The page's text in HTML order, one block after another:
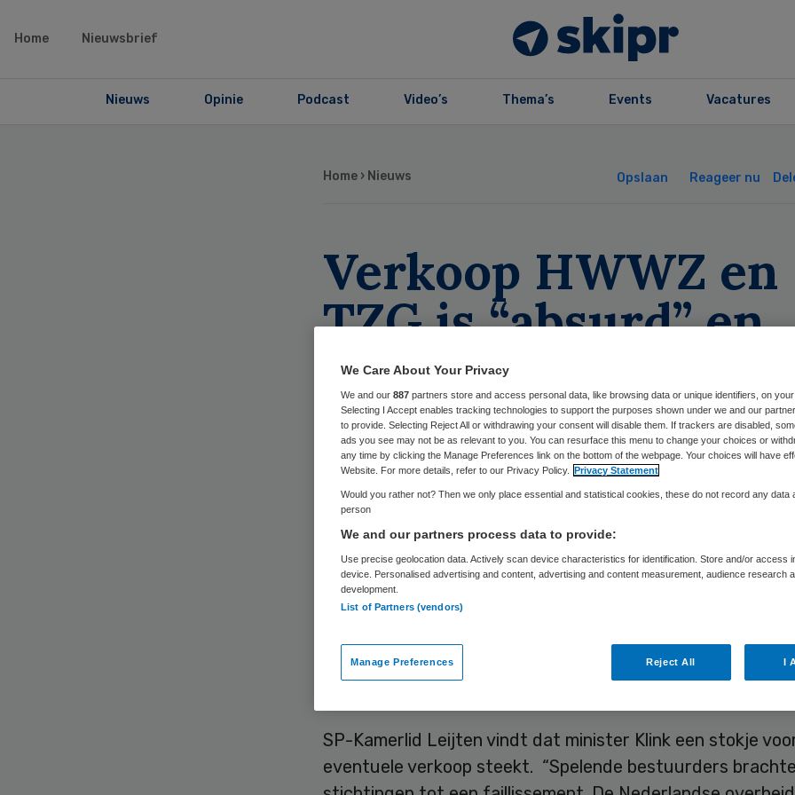
Home Nieuwsbrief
Nieuws Opinie Podcast Video’s Thema’s Events Vacatures
Home › Nieuws Opslaan Reageer nu
Verkoop HWWZ en
TZG is “absurd” en
“arbitrair”
Skipr Redactie 26 april 2010,21:56 39 keer gelezen
De publieke verkoopcampagne van HWWZorg en Thuiszorg
Groningen (TZG) is politici in het verkeerde keelgat
Kamerlid Renske Leijten vindt de mogelijke verkoop
Kamerlid Anouchka van Miltenburg heeft het over een “
SP-Kamerlid Leijten vindt dat minister Klink een stokje
eventuele verkoop steekt. “Spelende bestuurders
We Care About Your Privacy
We and our 887 partners store and access personal data, like browsing data or unique identifiers, on your
Selecting I Accept enables tracking technologies to support the purposes shown under we and our
to provide. Selecting Reject All or withdrawing your consent will disable them. If trackers are disabled,
ads you see may not be as relevant to you. You can resurface this menu to change your choices or
any time by clicking the Manage Preferences link on the bottom of the webpage. Your choices will have
Website. For more details, refer to our Privacy Policy. Privacy Statement
Would you rather not? Then we only place essential and statistical cookies, these do not record any data
person
We and our partners process data to provide:
Use precise geolocation data. Actively scan device characteristics for identification. Store and/or access
device. Personalised advertising and content, advertising and content measurement, audience research
development.
List of Partners (vendors)
Manage Preferences Reject All I